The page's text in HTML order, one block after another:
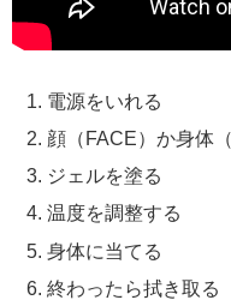
電源をいれる
顔（FACE）か身体
ジェルを塗る
温度を調整する
身体に当てる
終わったら拭き取る